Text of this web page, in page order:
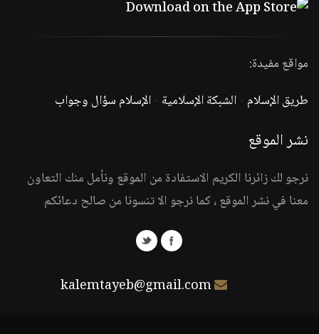
مواقع مفيدة:
طريق الإسلام -الشبكة الإسلامية -الإسلام سؤال وجواب
نشر الموقع
نرجو لك زائرنا الكريم الاستفادة من الموقع ونأمل منك التعاون
معنا في نشر الموقع ، كما نرجو الا تنسونا من صالح دعائكم
kalemtayeb@gmail.com